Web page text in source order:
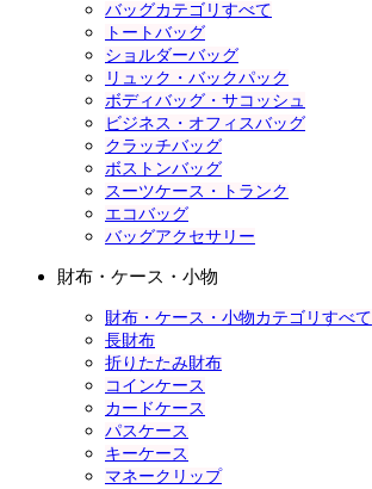
バッグカテゴリすべて
トートバッグ
ショルダーバッグ
リュック・バックパック
ボディバッグ・サコッシュ
ビジネス・オフィスバッグ
クラッチバッグ
ボストンバッグ
スーツケース・トランク
エコバッグ
バッグアクセサリー
財布・ケース・小物
財布・ケース・小物カテゴリすべて
長財布
折りたたみ財布
コインケース
カードケース
パスケース
キーケース
マネークリップ